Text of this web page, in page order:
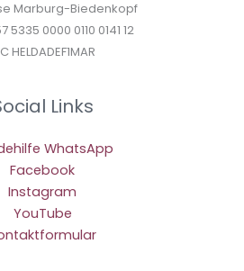
Marburg-Biedenkopf
5335 0000 0110 0141 12
HELDADEF1MAR
Links
WhatsApp
Facebook
Instagram
YouTube